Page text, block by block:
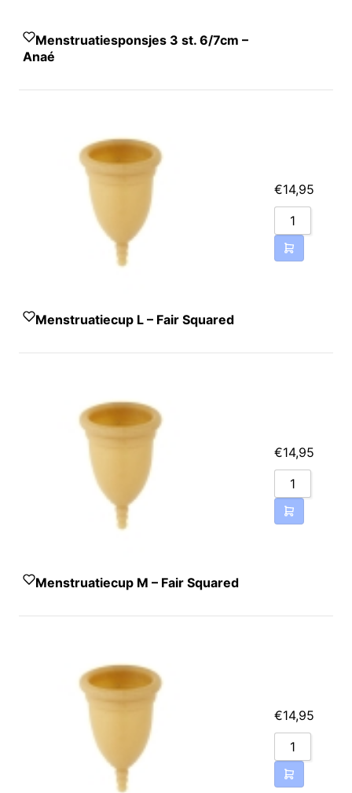
Menstruatiesponsjes 3 st. 6/7cm –
Anaé
Menstruatiecup L – Fair Squared
€14,95
Menstruatiecup M – Fair Squared
€14,95
€14,95